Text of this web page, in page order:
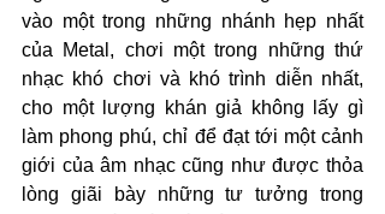
vào một trong những nhánh hẹp nhất
của Metal, chơi một trong những thứ
nhạc khó chơi và khó trình diễn nhất,
cho một lượng khán giả không lấy gì
làm phong phú, chỉ để đạt tới một cảnh
giới của âm nhạc cũng như được thỏa
lòng giãi bày những tư tưởng trong